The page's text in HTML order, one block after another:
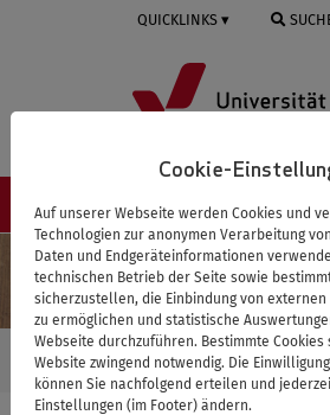
Cookie-
Auf unserer Webseite werden Cookies und
Technologien zur anonymen Verarbeitung
Daten und Endgeräteinformationen
technischen Betrieb der Seite sowie
sicherzustellen, die Einbindung von
zu ermöglichen und statistische
Webseite durchzuführen. Bestimmte
Website zwingend notwendig. Die
können Sie nachfolgend erteilen und
Einstellungen (im Footer) ändern.
QUICKLINKS
STARTSEITE MATHEMATIK FACHNETZ
KERNASPEKTE UND IHRE VERNETZUNGEN